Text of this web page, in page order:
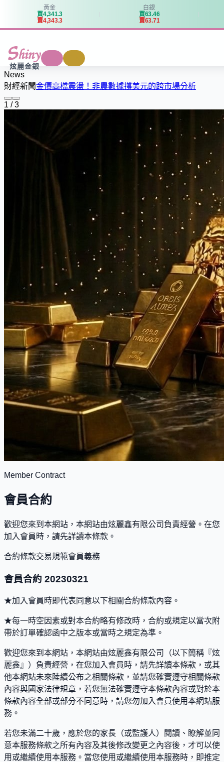
黃金
買4,341.3
賣4,343.3
白銀
買63.46
賣63.71
炫麗金銀
News
財經新聞金價高檔震盪！非農數據撐美元的跨市場分析
1 / 3
Member Contract
會員合約
歡迎您來到本網站，本網站由炫麗鑫有限公司負責經營。在您
加入會員時，請先詳讀本條款。
合約條款交易規範會員義務
會員合約 20230321
★加入會員時即代表同意以下相關合約條款內容。
★每一時空因素或對本合約略有修改時，合約或規定以當次附
帶於訂單確認函中之版本或當時之規定為準。
歡迎您來到本網站，本網站由炫麗鑫有限公司（以下簡稱『炫
麗鑫』）負責經營，在您加入會員時，請先詳讀本條款，或其
他本網站未來陸續公布之相關條款，並請您確實遵守相關條款
內容與國家法律規章，若您無法確實遵守本條款內容或對於本
條款內容全部或部分不同意時，請您勿加入會員使用本網站服
務。
若您未滿二十歲，應於您的家長（或監護人）閱讀、瞭解並同
意本服務條款之所有內容及其後修改變更之內容後，才可以使
用或繼續使用本服務。當您使用或繼續使用本服務時，即推定